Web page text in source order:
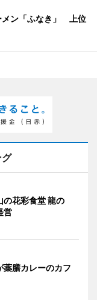
メン「ふなき」 上位
の花彩食堂 龍の
営
薬膳カレーのカフ